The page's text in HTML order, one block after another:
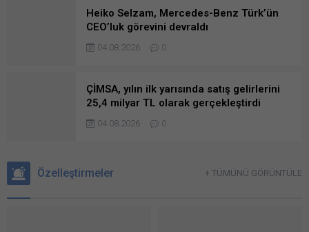
Heiko Selzam, Mercedes-Benz Türk’ün
CEO’luk görevini devraldı
04.08.2026 0
ÇİMSA, yılın ilk yarısında satış gelirlerini
25,4 milyar TL olarak gerçekleştirdi
04.08.2026 0
Özelleştirmeler + TÜMÜNÜ GÖRÜNTÜLE